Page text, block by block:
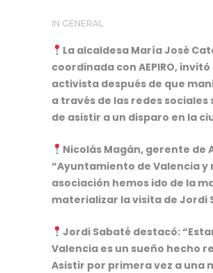
IN GENERAL
La alcaldesa María José
coordinada con AEPIRO, invitó
activista después de que
a través de las redes sociales
de asistir a un disparo en la
Nicolás Magán, gerente de
“Ayuntamiento de Valencia y
asociación hemos ido de la
materializar la visita de Jordi
Jordi Sabaté destacó:
Valencia es un sueño hecho
Asistir por primera vez a una